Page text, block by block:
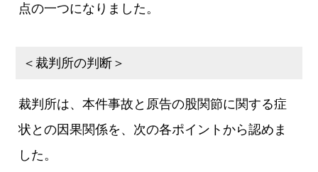
点の一つになりました。
＜裁判所の判断＞
裁判所は、本件事故と原告の股関節に関する症
状との因果関係を、次の各ポイントから認めま
した。